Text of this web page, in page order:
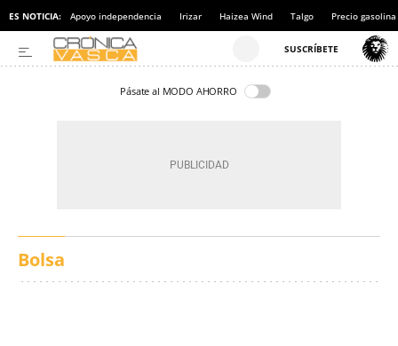
ES NOTICIA: Apoyo independencia Irizar Haizea Wind Talgo Precio gasolina
Pásate al MODO AHORRO
Bolsa